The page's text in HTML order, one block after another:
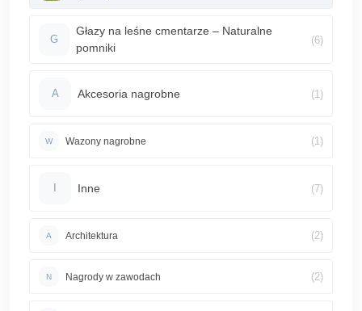
G
Głazy na leśne cmentarze – Naturalne
pomniki
(6)
A Akcesoria nagrobne (1)
W Wazony nagrobne (1)
Inne (7)
A Architektura (2)
N Nagrody w zawodach (2)